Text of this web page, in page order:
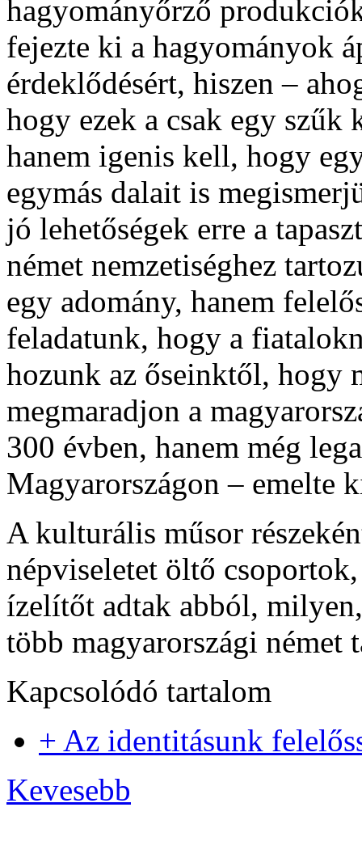
hagyományőrző
fejezte ki a hagyományok
érdeklődésért, hiszen –
hogy ezek a csak egy szűk
hanem igenis kell, hogy
egymás dalait is
jó lehetőségek erre a
német nemzetiséghez
egy adomány, hanem
feladatunk, hogy a
hozunk az őseinktől, hogy
megmaradjon a
300 évben, hanem még
Magyarországon – emelte
A kulturális műsor
népviseletet öltő
ízelítőt adtak abból,
több magyarországi német
Kapcsolódó tartalom
+ Az identitásunk
Kevesebb